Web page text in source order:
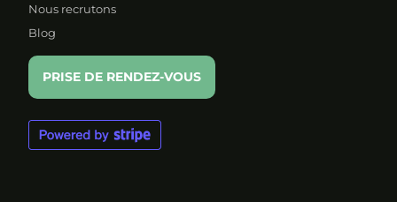
Nous recrutons
Blog
PRISE DE RENDEZ-VOUS